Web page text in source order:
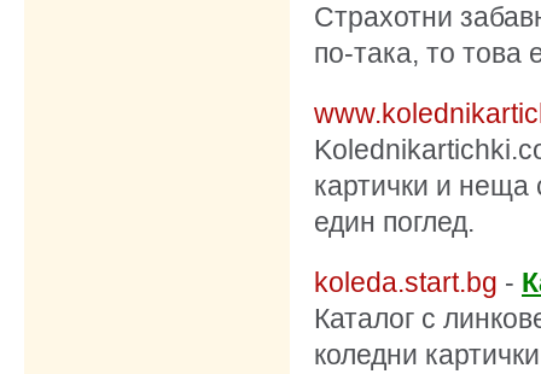
Страхотни
по-така, то това
картички и неща
един поглед.
koleda.start.bg -
Каталог с
коледни